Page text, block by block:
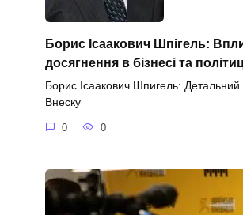
Борис Ісаакович Шпігель:
досягнення в бізнесі та
Борис Ісаакович Шпигель:
Внеску
0 0